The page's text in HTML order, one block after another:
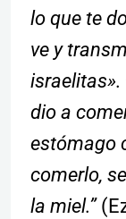
lo que te
ve y
israelitas».
dio a
estómago
comerlo,
la miel.”